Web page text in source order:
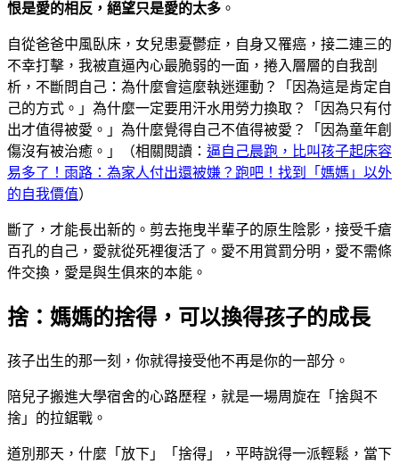
恨是愛的相反，絕望只是愛的太多 。
自從爸爸中風臥床，女兒患憂鬱症，自身又罹癌，接二連三的
不幸打擊，我被直逼內心最脆弱的一面，捲入層層的自我剖
析，不斷問自己：為什麼會這麼執迷運動？「因為這是肯定自
己的方式。」為什麼一定要用汗水用勞力換取？「因為只有付
出才值得被愛。」為什麼覺得自己不值得被愛？「因為童年創
傷沒有被治癒。」（相關閱讀： 逼自己晨跑，比叫孩子起床容
易多了！雨路：為家人付出還被嫌？跑吧！找到「媽媽」以外
的自我價值）
斷了，才能長出新的。剪去拖曳半輩子的原生陰影，接受千瘡
百孔的自己，愛就從死裡復活了。愛不用賞罰分明，愛不需條
件交換，愛是與生俱來的本能。
捨：媽媽的捨得，可以換得孩子的成長
孩子出生的那一刻，你就得接受他不再是你的一部分。
陪兒子搬進大學宿舍的心路歷程，就是一場周旋在「捨與不
捨」的拉鋸戰。
道別那天，什麼「放下」「捨得」，平時說得一派輕鬆，當下